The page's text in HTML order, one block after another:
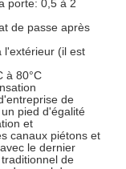
porte: 0,5 à 2
de passe après
l'extérieur (il est
à 80°C
de
pied d'égalité
et
canaux piétons et
le dernier
de